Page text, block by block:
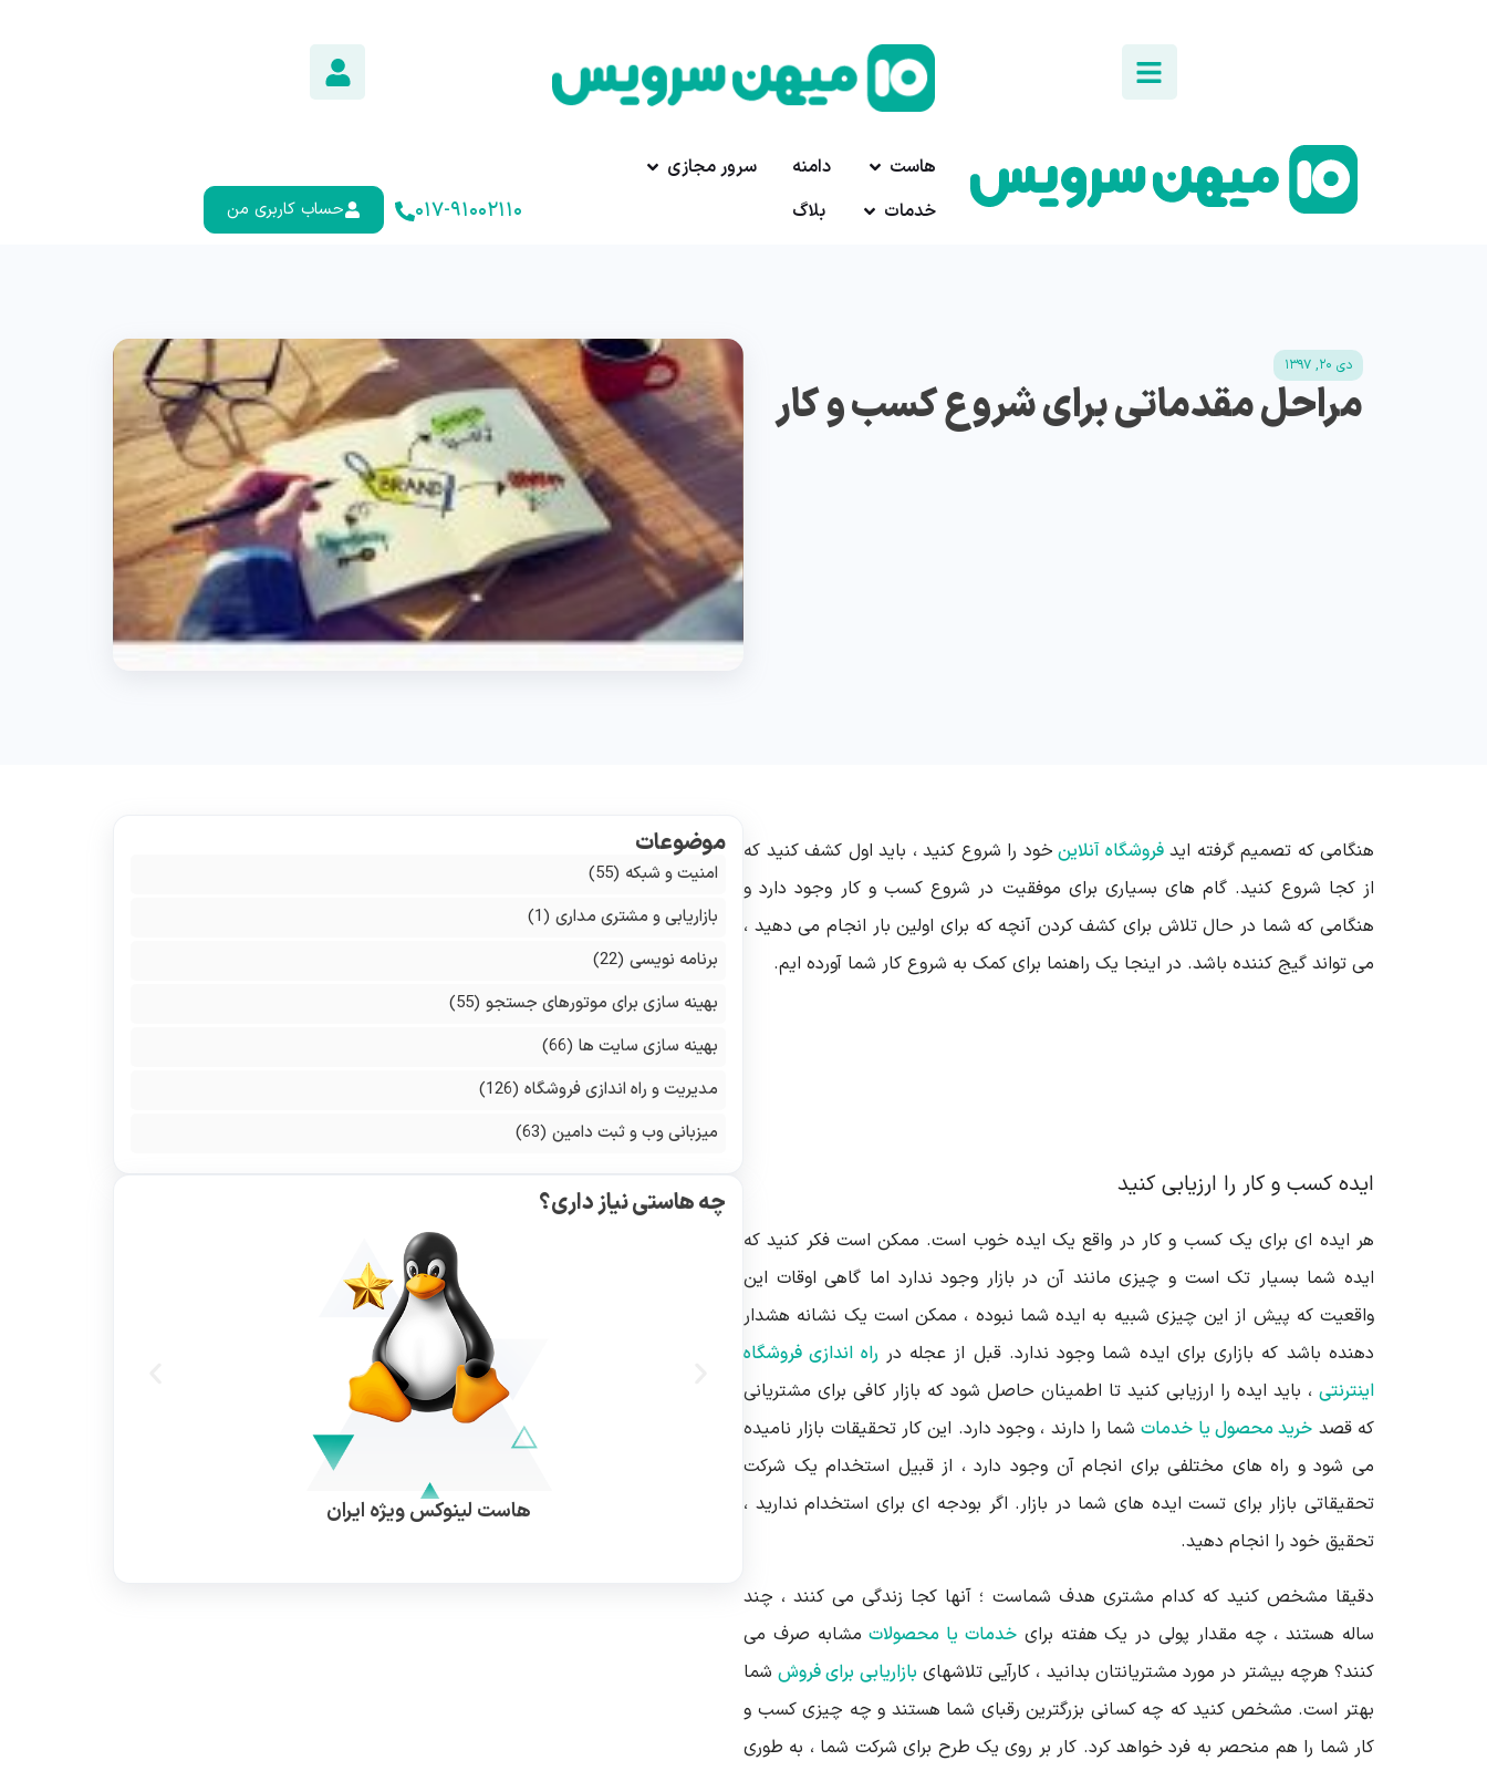
هاست دامنه
سرور مجازی
خدمات
بلاگ ۰۱۷-۹۱۰۰۲۱۱۰ حساب کاربری من
دی ۲۰, ۱۳۹۷
مراحل مقدماتی برای شروع کسب و کار
هنگامی که تصمیم گرفته ایدفروشگاه آنلاین خود را شروع کنید ، باید اول کشف کنید که
از کجا شروع کنید. گام های بسیاری برای موفقیت در شروع کسب و کار وجود دارد و
هنگامی که شما در حال تلاش برای کشف کردن آنچه که برای اولین بار انجام می دهید ،
می تواند گیج کننده باشد. در اینجا یک راهنما برای کمک به شروع کار شما آورده ایم.
ایده کسب و کار را ارزیابی کنید
هر ایده ای برای یک کسب و کار در واقع یک ایده خوب است. ممکن است فکر کنید که
ایده شما بسیار تک است و چیزی مانند آن در بازار وجود ندارد اما گاهی اوقات این
واقعیت که پیش از این چیزی شبیه به ایده شما نبوده ، ممکن است یک نشانه هشدار
دهنده باشد که بازاری برای ایده شما وجود ندارد. قبل از عجله درراه اندازی فروشگاه
اینترنتی ، باید ایده را ارزیابی کنید تا اطمینان حاصل شود که بازار کافی برای مشتریانی
که قصد خرید محصول یا خدماتشما را دارند ، وجود دارد. این کار تحقیقات بازار نامیده
می شود و راه های مختلفی برای انجام آن وجود دارد ، از قبیل استخدام یک شرکت
تحقیقاتی بازار برای تست ایده های شما در بازار. اگر بودجه ای برای استخدام ندارید ،
تحقیق خود را انجام دهید.
دقیقا مشخص کنید که کدام مشتری هدف شماست ؛ آنها کجا زندگی می کنند ، چند
ساله هستند ، چه مقدار پولی در یک هفته برای خدماتیا محصولاتمشابه صرف می
کنند؟ هرچه بیشتر در مورد مشتریانتان بدانید ، کارآیی تلاشهای بازاریابی برای فروششما
بهتر است. مشخص کنید که چه کسانی بزرگترین رقبای شما هستند و چه چیزی کسب و
کار شما را هم منحصر به فرد خواهد کرد. کار بر روی یک طرح برای شرکت شما ، به طوری
موضوعات
امنیت و شبکه (55)
بازاریابی و مشتری مداری (1)
برنامه نویسی (22)
بهینه سازی برای موتورهای جستجو (55)
بهینه سازی سایت ها (66)
مدیریت و راه اندازی فروشگاه (126)
میزبانی وب و ثبت دامین (63)
چه هاستی نیاز داری؟
هاست لینوکس ویژه ایران